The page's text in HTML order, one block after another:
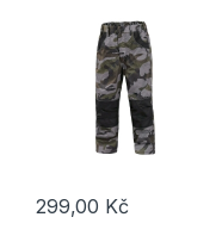
299,00 Kč
Tento produkt má